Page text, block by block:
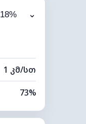
10 კმ
18% ⌄
1 კმ/სთ
73%
79%